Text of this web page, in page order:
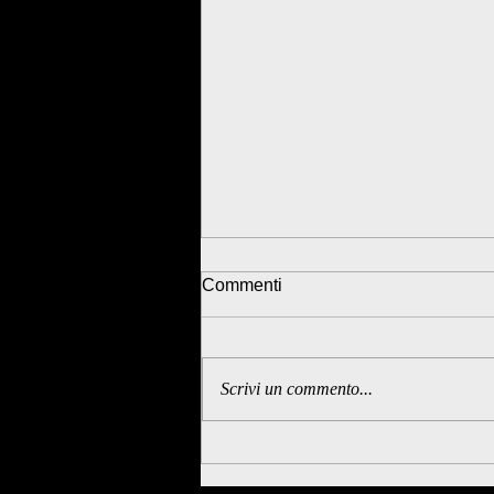
Commenti
Scrivi un commento...